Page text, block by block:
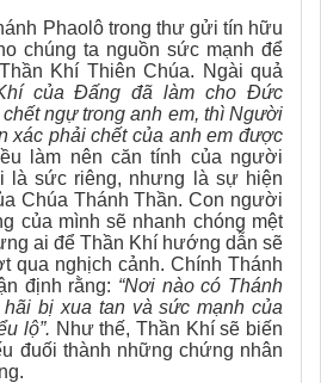
Phaolô trong thư gửi tín hữu
chúng ta nguồn sức mạnh để
Khí Thiên Chúa. Ngài quả
của Đấng đã làm cho Đức
ngự trong anh em, thì Người
xác phải chết của anh em được
làm nên căn tính của người
là sức riêng, nhưng là sự hiện
Chúa Thánh Thần. Con người
của mình sẽ nhanh chóng mệt
ai để Thần Khí hướng dẫn sẽ
qua nghịch cảnh. Chính Thánh
định rằng: “Nơi nào có Thánh
bị xua tan và sức mạnh của
lộ”. Như thế, Thần Khí sẽ biến
đuối thành những chứng nhân